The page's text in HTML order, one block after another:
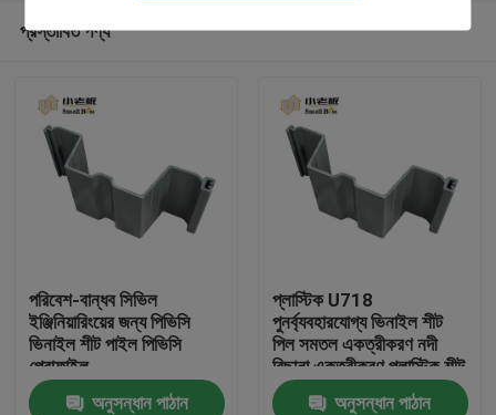
প্রস্তাবিত পণ্য
পরিবেশ-বান্ধব সিভিল
ইঞ্জিনিয়ারিংয়ের জন্য পিভিসি
ভিনাইল শীট পাইল পিভিসি
প্রোফাইল
অনুসন্ধান পাঠান
প্লাস্টিক U718
পুনর্ব্যবহারযোগ্য ভিনাইল শীট
পিল সমতল একত্রীকরণ নদী
বিছানা একত্রীকরণ প্লাস্টিক শীট
পিল
অনুসন্ধান পাঠান